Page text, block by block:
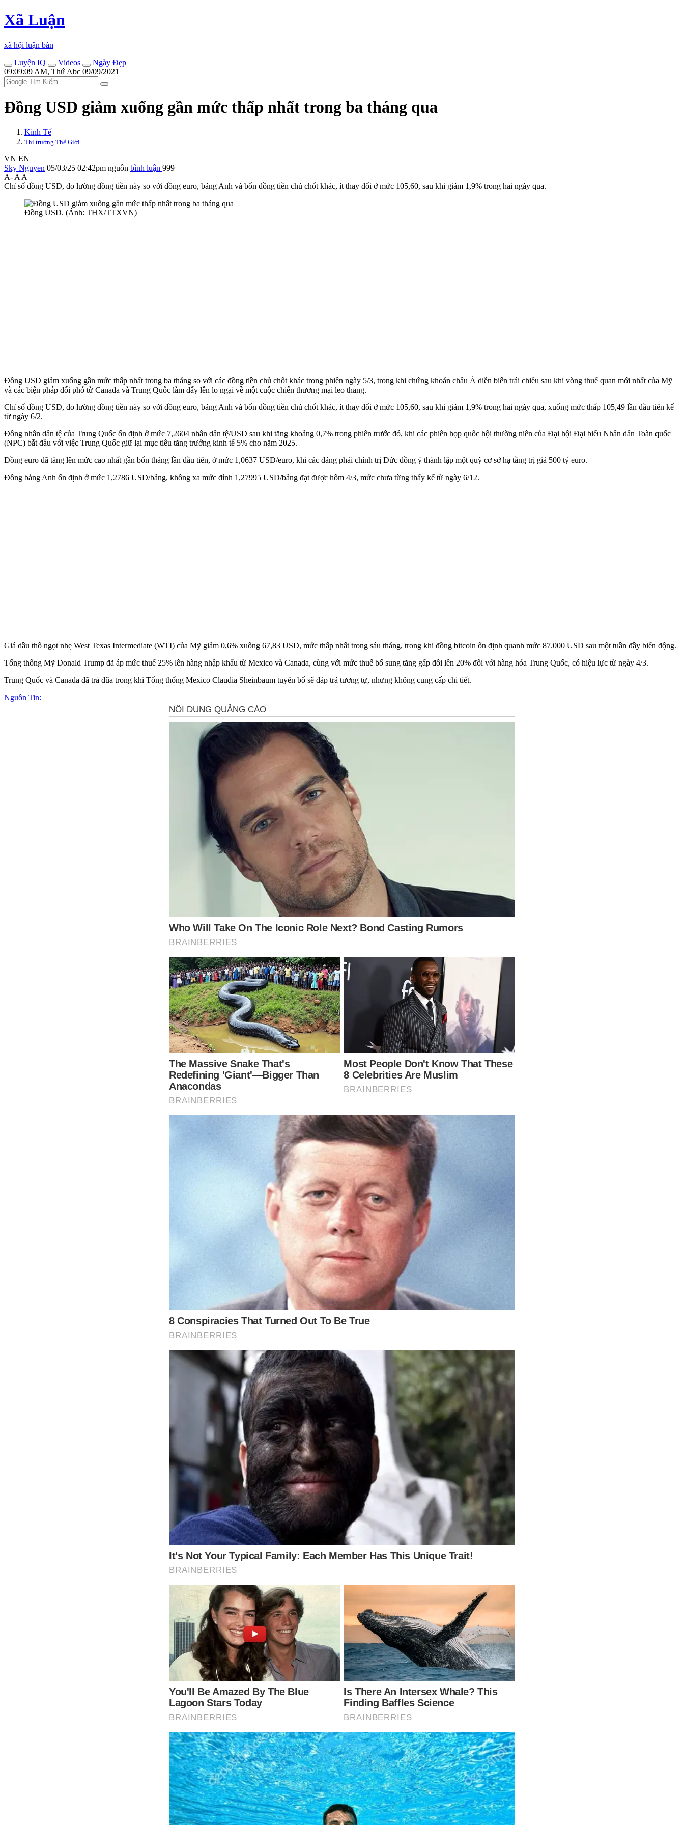
Xã Luận
xã hội luận bàn
Luyện IQ
Videos
Ngày Đẹp
09:09:09 AM, Thứ Abc 09/09/2021
Đồng USD giảm xuống gần mức thấp nhất trong ba tháng qua
Kinh Tế
Thị trường Thế Giới
VN EN
Sky Nguyen 05/03/25 02:42pm nguồn bình luận 999
A- A A+
Chỉ số đồng USD, đo lường đồng tiền này so với đồng euro, bảng Anh và bốn đồng tiền chủ chốt khác, ít thay đổi ở mức 105,60, sau khi giảm 1,9% trong hai ngày qua.
Đồng USD. (Ảnh: THX/TTXVN)
Đồng USD giảm xuống gần mức thấp nhất trong ba tháng so với các đồng tiền chủ chốt khác trong phiên ngày 5/3, trong khi chứng khoán châu Á diễn biến trái chiều sau khi vòng thuế quan mới nhất của Mỹ
và các biện pháp đối phó từ Canada và Trung Quốc làm dấy lên lo ngại về một cuộc chiến thương mại leo thang.
Chỉ số đồng USD, đo lường đồng tiền này so với đồng euro, bảng Anh và bốn đồng tiền chủ chốt khác, ít thay đổi ở mức 105,60, sau khi giảm 1,9% trong hai ngày qua, xuống mức thấp 105,49 lần đầu tiên kể
từ ngày 6/2.
Đồng nhân dân tệ của Trung Quốc ổn định ở mức 7,2604 nhân dân tệ/USD sau khi tăng khoảng 0,7% trong phiên trước đó, khi các phiên họp quốc hội thường niên của Đại hội Đại biểu Nhân dân Toàn quốc
(NPC) bắt đầu với việc Trung Quốc giữ lại mục tiêu tăng trưởng kinh tế 5% cho năm 2025.
Đồng euro đã tăng lên mức cao nhất gần bốn tháng lần đầu tiên, ở mức 1,0637 USD/euro, khi các đảng phái chính trị Đức đồng ý thành lập một quỹ cơ sở hạ tầng trị giá 500 tỷ euro.
Đồng bảng Anh ổn định ở mức 1,2786 USD/bảng, không xa mức đỉnh 1,27995 USD/bảng đạt được hôm 4/3, mức chưa từng thấy kể từ ngày 6/12.
Giá dầu thô ngọt nhẹ West Texas Intermediate (WTI) của Mỹ giảm 0,6% xuống 67,83 USD, mức thấp nhất trong sáu tháng, trong khi đồng bitcoin ổn định quanh mức 87.000 USD sau một tuần đầy biến động.
Tổng thống Mỹ Donald Trump đã áp mức thuế 25% lên hàng nhập khẩu từ Mexico và Canada, cùng với mức thuế bổ sung tăng gấp đôi lên 20% đối với hàng hóa Trung Quốc, có hiệu lực từ ngày 4/3.
Trung Quốc và Canada đã trả đũa trong khi Tổng thống Mexico Claudia Sheinbaum tuyên bố sẽ đáp trả tương tự, nhưng không cung cấp chi tiết.
Nguồn Tin: